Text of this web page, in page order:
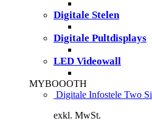
Digitale Stelen
Digitale Pultdisplays
LED Videowall
MYBOOOTH
Digitale Infostele Two
exkl. MwSt.